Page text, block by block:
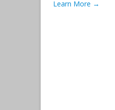
Learn More →